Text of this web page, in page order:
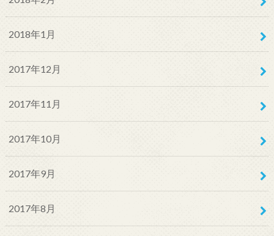
2018年1月
2017年12月
2017年11月
2017年10月
2017年9月
2017年8月